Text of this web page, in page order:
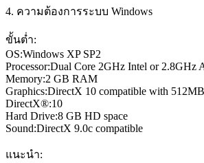
4. ความต้องการระบบ Windows
ขั้นต่ำ:
OS:Windows XP SP2
Processor:Dual Core 2GHz Intel or 2.8GHz
Memory:2 GB RAM
Graphics:DirectX 10 compatible with
DirectX®:10
Hard Drive:8 GB HD space
Sound:DirectX 9.0c compatible
แนะนำ: